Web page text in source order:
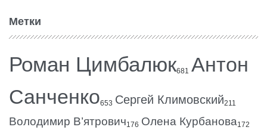
Метки
Роман Цимбалюк681 Антон
Санченко653 Сергей Климовский211
Володимир В’ятрович176 Олена Курбанова172